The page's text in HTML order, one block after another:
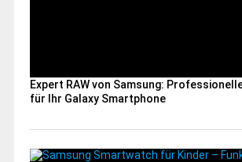
Expert RAW von Samsung:
für Ihr Galaxy Smartphone